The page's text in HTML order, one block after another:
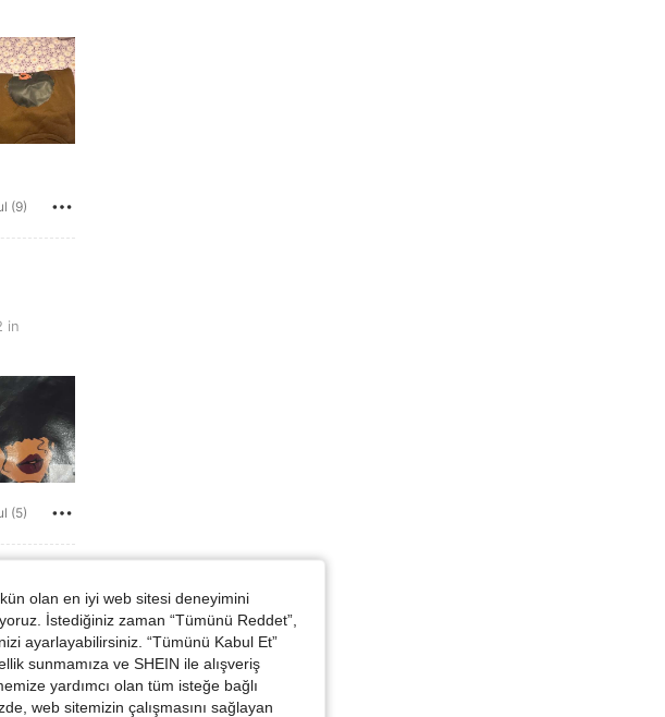
(9)
Büst: 71 cm / 28 in, Renk: Kahve Kahverengi, Boyut: M
in
(5)
olan en iyi web sitesi deneyimini
İstediğiniz zaman “Tümünü Reddet”,
ayarlayabilirsiniz. “Tümünü Kabul Et”
sunmamıza ve SHEIN ile alışveriş
yardımcı olan tüm isteğe bağlı
web sitemizin çalışmasını sağlayan